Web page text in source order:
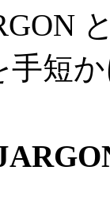
手短